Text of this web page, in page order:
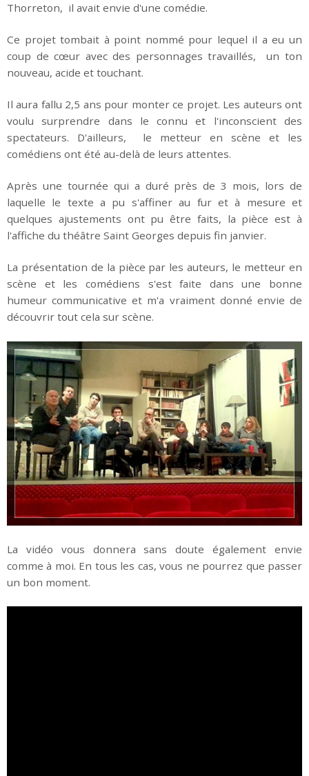
Thorreton, il avait envie d'une comédie.
Ce projet tombait à point nommé pour lequel il a eu un
coup de cœur avec des personnages travaillés, un ton
nouveau, acide et touchant.
Il aura fallu 2,5 ans pour monter ce projet. Les auteurs ont
voulu surprendre dans le connu et l'inconscient des
spectateurs. D'ailleurs, le metteur en scène et les
comédiens ont été au-delà de leurs attentes.
Après une tournée qui a duré près de 3 mois, lors de
laquelle le texte a pu s'affiner au fur et à mesure et
quelques ajustements ont pu être faits, la pièce est à
l'affiche du théâtre Saint Georges depuis fin janvier.
La présentation de la pièce par les auteurs, le metteur en
scène et les comédiens s'est faite dans une bonne
humeur communicative et m'a vraiment donné envie de
découvrir tout cela sur scène.
La vidéo vous donnera sans doute également envie
comme à moi. En tous les cas, vous ne pourrez que passer
un bon moment.